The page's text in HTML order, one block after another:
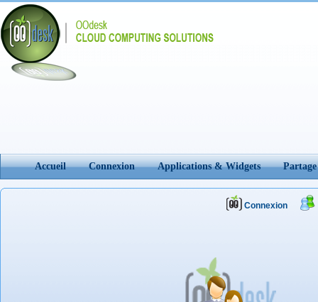
Accueil Connexion Applications & Widgets
Connexion